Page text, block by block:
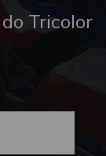
Tricolor